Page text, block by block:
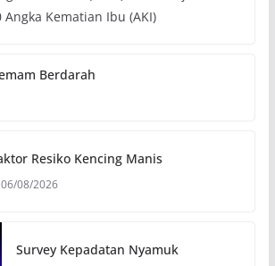
Angka Kematian Ibu (AKI)
Berdarah
Resiko Kencing Manis
06/08/2026
Survey Kepadatan Nyamuk